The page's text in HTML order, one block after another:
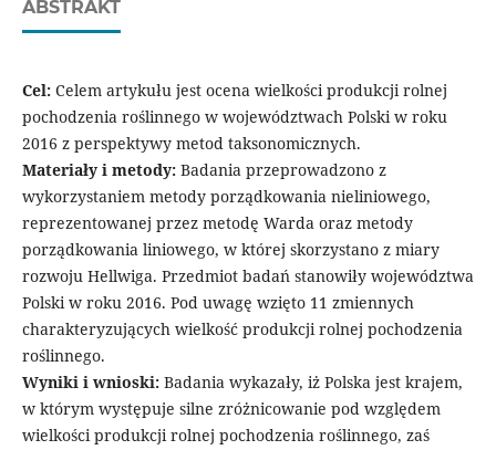
ABSTRAKT
Cel:Celem artykułu jest ocena wielkości produkcji rolnej
pochodzenia roślinnego w województwach Polski w roku
2016 z perspektywy metod taksonomicznych.
Materiały i metody:Badania przeprowadzono z
wykorzystaniem metody porządkowania nieliniowego,
reprezentowanej przez metodę Warda oraz metody
porządkowania liniowego, w której skorzystano z miary
rozwoju Hellwiga. Przedmiot badań stanowiły województwa
Polski w roku 2016. Pod uwagę wzięto 11 zmiennych
charakteryzujących wielkość produkcji rolnej pochodzenia
roślinnego.
Wyniki i wnioski:Badania wykazały, iż Polska jest krajem,
w którym występuje silne zróżnicowanie pod względem
wielkości produkcji rolnej pochodzenia roślinnego, zaś